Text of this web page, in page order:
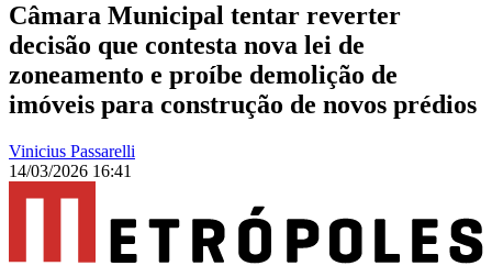
Câmara Municipal tentar reverter
decisão que contesta nova lei de
zoneamento e proíbe demolição de
imóveis para construção de novos prédios
Vinicius Passarelli
14/03/2026 16:41